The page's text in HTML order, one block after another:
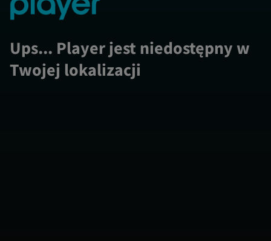
Ups... Player jest niedostępny w
Twojej lokalizacji